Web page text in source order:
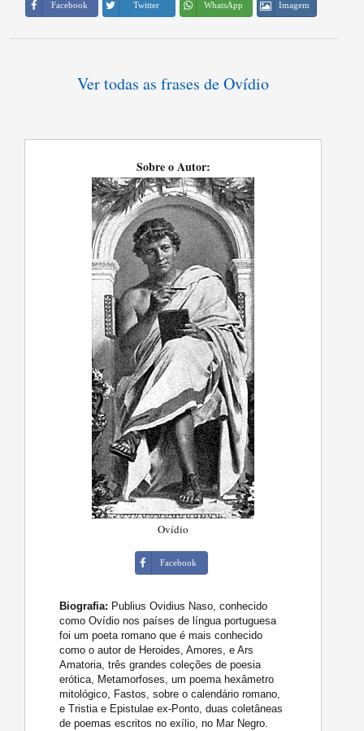
Facebook Twitter WhatsApp Imagem
Ver todas as frases de Ovídio
Sobre o Autor:
Ovídio
Facebook
Biografia: Publius Ovidius Naso, conhecido
como Ovídio nos países de língua portuguesa
foi um poeta romano que é mais conhecido
como o autor de Heroides, Amores, e Ars
Amatoria, três grandes coleções de poesia
erótica, Metamorfoses, um poema hexâmetro
mitológico, Fastos, sobre o calendário romano,
e Tristia e Epistulae ex-Ponto, duas coletâneas
de poemas escritos no exílio, no Mar Negro.